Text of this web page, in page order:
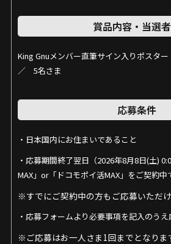
賞品内容・当選
King Gnuメンバー直筆サイン入りポスター
／ 5名さま
応募条件
・日本国内にお住まいであること
・応募期間終了翌日（2026年8月8日(土)
MAX」or「ドコモポイ活MAX」をご契約中
※すでにご契約中の方もご応募いただけ
・応募フォームより必要事項を記入のうえ
※ご応募はお一人さま1回までとなりま